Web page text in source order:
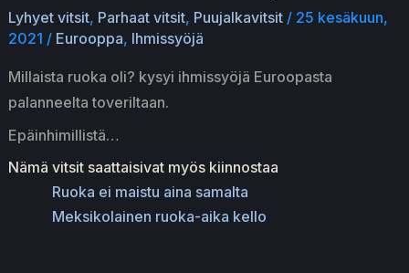
Lyhyet vitsit, Parhaat vitsit, Puujalkavitsit/ 25 kesäkuun,
2021 / Eurooppa, Ihmissyöjä
Millaista ruoka oli? kysyi ihmissyöjä Euroopasta
palanneelta toveriltaan.
Epäinhimillistä…
Nämä vitsit saattaisivat myös kiinnostaa
Ruoka ei maistu aina samalta
Meksikolainen ruoka-aika kello